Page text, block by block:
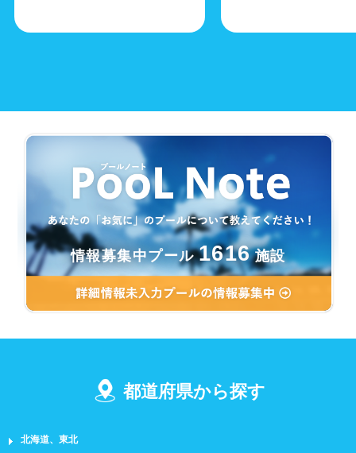
情報募集中プール 1616 施設
都道府県から探す
北海道、東北